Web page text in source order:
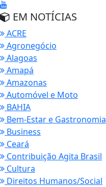
EM NOTÍCIAS
ACRE
Agronegócio
Alagoas
Amapá
Amazonas
Automóvel e Moto
BAHIA
Bem-Estar e Gastronomia
Business
Ceará
Contribuição Agita Brasil
Cultura
Direitos Humanos/Social